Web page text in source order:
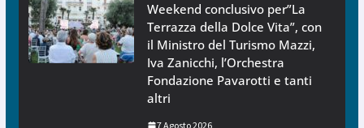
Weekend conclusivo per”La
Terrazza della Dolce Vita”, con
il Ministro del Turismo Mazzi,
Iva Zanicchi, l’Orchestra
Fondazione Pavarotti e tanti
altri
7 Agosto 2026